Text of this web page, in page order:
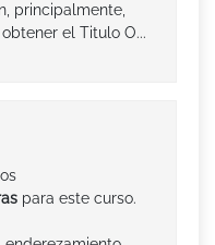
principalmente,
el Titulo O...
para este curso.